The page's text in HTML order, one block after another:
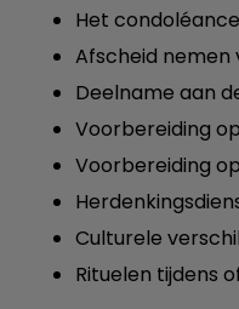
Het
Afscheid nemen
Deelname aan
Voorbereiding
Voorbereiding
Culturele
Rituelen tijdens